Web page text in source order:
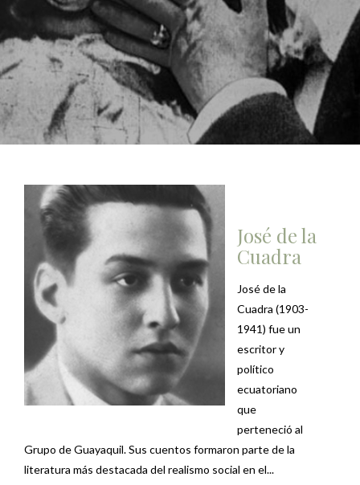
José de la
Cuadra
José de la
Cuadra (1903-
1941) fue un
escritor y
político
ecuatoriano
que
perteneció al
Grupo de Guayaquil. Sus cuentos formaron parte de la
literatura más destacada del realismo social en el...